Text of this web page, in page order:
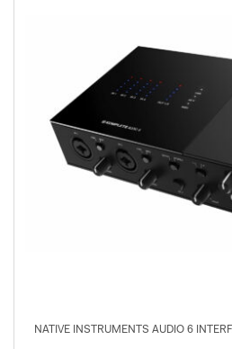
NATIVE INSTRUMENTS AUDIO 6